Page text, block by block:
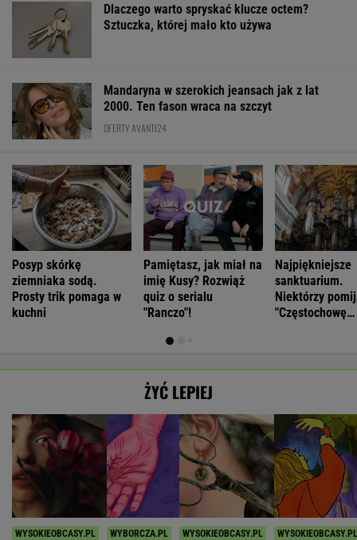
Dlaczego warto spryskać klucze octem?
Sztuczka, której mało kto używa
Mandaryna w szerokich jeansach jak z lat
2000. Ten fason wraca na szczyt
OFERTY AVANTI24
Posyp skórkę
ziemniaka sodą.
Prosty trik pomaga w
kuchni
Pamiętasz, jak miał na
imię Kusy? Rozwiąż
quiz o serialu
"Ranczo"!
Najpiękniejsze
sanktuarium.
Niektórzy
"Częstochowę
ŻYĆ LEPIEJ